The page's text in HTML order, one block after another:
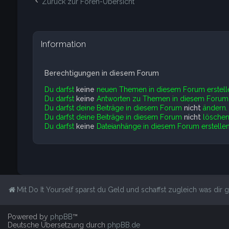
Information
Berechtigungen in diesem Forum
Du darfst keine neuen Themen in diesem Forum
Du darfst keine Antworten zu Themen in diesem Forum
Du darfst deine Beiträge in diesem Forum nicht ändern.
Du darfst deine Beiträge in diesem Forum nicht löschen.
Du darfst keine Dateianhänge in diesem Forum erstellen.
Mit Do It Yourself sparst du Geld und schaffst zugleich was dir
Powered by phpBB™
Deutsche Übersetzung durch phpBB.de